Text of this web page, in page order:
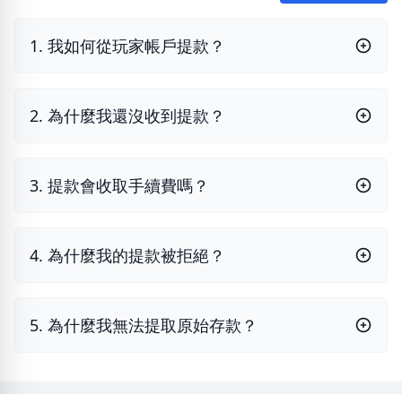
1. 我如何從玩家帳戶提款？
2. 為什麼我還沒收到提款？
3. 提款會收取手續費嗎？
4. 為什麼我的提款被拒絕？
5. 為什麼我無法提取原始存款？